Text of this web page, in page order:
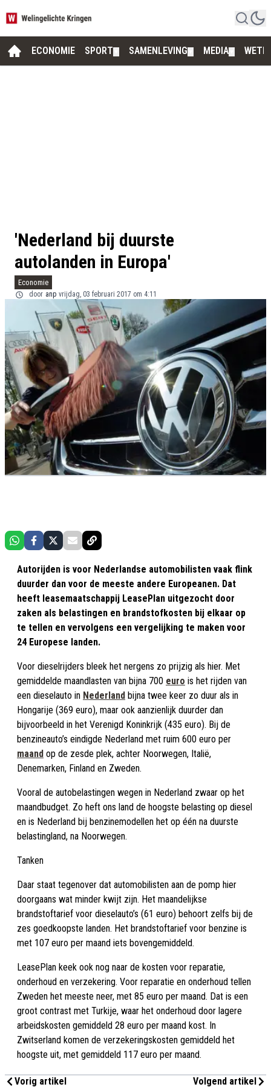
ECONOMIE SPORT SAMENLEVING MEDIA
'Nederland bij duurste
autolanden in Europa'
Economie
door anp vrijdag, 03 februari 2017 om 4:11
Autorijden is voor Nederlandse automobilisten vaak flink
duurder dan voor de meeste andere Europeanen. Dat
heeft leasemaatschappij LeasePlan uitgezocht door
zaken als belastingen en brandstofkosten bij elkaar op
te tellen en vervolgens een vergelijking te maken voor
24 Europese landen.
Voor dieselrijders bleek het nergens zo prijzig als hier. Met
gemiddelde maandlasten van bijna 700 euro is het rijden van
een dieselauto in Nederland bijna twee keer zo duur als in
Hongarije (369 euro), maar ook aanzienlijk duurder dan
bijvoorbeeld in het Verenigd Koninkrijk (435 euro). Bij de
benzineauto’s eindigde Nederland met ruim 600 euro per
maand op de zesde plek, achter Noorwegen, Italië,
Denemarken, Finland en Zweden.
Vooral de autobelastingen wegen in Nederland zwaar op het
maandbudget. Zo heft ons land de hoogste belasting op diesel
en is Nederland bij benzinemodellen het op één na duurste
belastingland, na Noorwegen.
Tanken
Daar staat tegenover dat automobilisten aan de pomp hier
doorgaans wat minder kwijt zijn. Het maandelijkse
brandstoftarief voor dieselauto’s (61 euro) behoort zelfs bij de
zes goedkoopste landen. Het brandstoftarief voor benzine is
met 107 euro per maand iets bovengemiddeld.
LeasePlan keek ook nog naar de kosten voor reparatie,
onderhoud en verzekering. Voor reparatie en onderhoud tellen
Zweden het meeste neer, met 85 euro per maand. Dat is een
groot contrast met Turkije, waar het onderhoud door lagere
arbeidskosten gemiddeld 28 euro per maand kost. In
Zwitserland komen de verzekeringskosten gemiddeld het
hoogste uit, met gemiddeld 117 euro per maand.
Vorig artikel Volgend artikel